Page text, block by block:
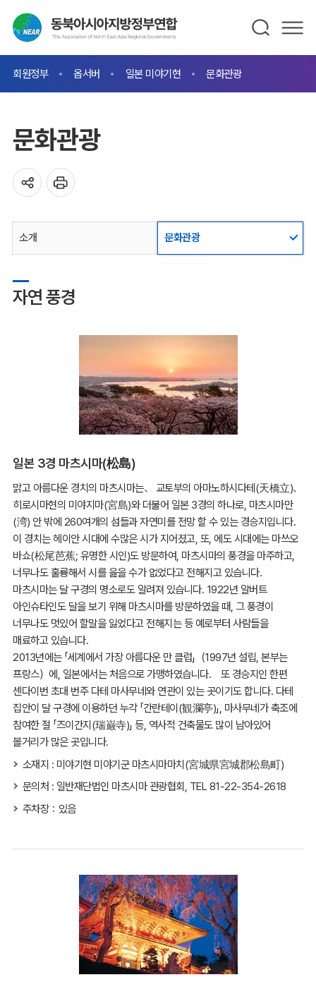
회원정부 옵서버 일본 미야기현 문화관광
문화관광
소개 문화관광
자연 풍경
일본 3경 마츠시마(松島)
맑고 아름다운 경치의 마츠시마는、 교토부의 아마노하시다테(天橋立)、
히로시마현의 미야지마(宮島)와 더불어 일본 3경의 하나로, 마츠시마만
(湾) 안 밖에 260여개의 섬들과 자연미를 전망 할 수 있는 경승지입니다.
이 경치는 헤이안 시대에 수많은 시가 지어졌고, 또, 에도 시대에는 마쓰오
바쇼(松尾芭蕉; 유명한 시인)도 방문하여, 마츠시마의 풍경을 마주하고,
너무나도 훌륭해서 시를 읊을 수가 없었다고 전해지고 있습니다.
마츠시마는 달 구경의 명소로도 알려져 있습니다. 1922년 알버트
아인슈타인도 달을 보기 위해 마츠시마를 방문하였을 때, 그 풍경이
너무나도 멋있어 할말을 잃었다고 전해지는 등 예로부터 사람들을
매료하고 있습니다.
2013년에는 「세계에서 가장 아름다운 만 클럽」（1997년 설립, 본부는
프랑스）에, 일본에서는 처음으로 가맹하였습니다. 또 경승지인 한편
센다이번 초대 번주 다테 마사무네와 연관이 있는 곳이기도 합니다. 다테
집안이 달 구경에 이용하던 누각 「간란테이(観瀾亭)」, 마사무네가 축조에
참여한 절 「즈이간지(瑞巌寺)」 등, 역사적 건축물도 많이 남아있어
볼거리가 많은 곳입니다.
소재지 : 미야기현 미야기군 마츠시마마치(宮城県宮城郡松島町)
문의처 : 일반재단법인 마츠시마 관광협회, TEL 81-22-354-2618
주차장：있음